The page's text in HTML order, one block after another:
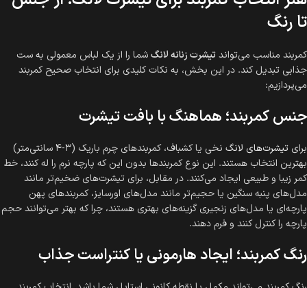
تا رنگ
کمربند مناسب می‌تواندتیشرت زنانه لانگشما را از یک لباس معمولی به ست
جذابی تبدیل کند. در این بخش، به نکات کلیدی برای انتخاب صحیح کمربند
می‌پردازیم:
جنس کمربند؛ هماهنگ با بافت تیشرت
برای تیشرت‌های لانگ
نخی یا کشباف، کمربندهای چرم باریک (۳-۴ سانتی‌متر)
بهترین انتخاب هستند. این نوع کمربندها بدون این که پارچه نرم را له کنند، خط
کمر زیبا و طبیعی ایجاد می‌کنند. در مقابل، برای تیشرت‌های ضخیم‌تر مانند
مدل‌های پنبه سنگین یا حجیم‌تر مانند مدل‌های اورسایز، کمربندهای پهن
پارچه‌ای یا مدل‌های زنجیری گزینه‌های بهتری هستند، چرا که بهتر می‌توانند حجم
پارچه را کنترل کنند و فرم دهند.
رنگ کمربند؛ ایجاد هارمونی یا کنتراست جذاب